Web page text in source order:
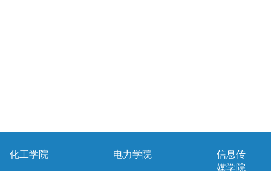
化工学院 电力学院
信息传
媒学院